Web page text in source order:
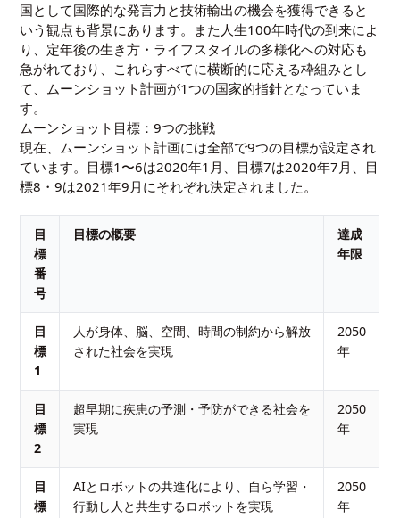
国として国際的な発言力と技術輸出の機会を獲得できると
いう観点も背景にあります。また人生100年時代の到来によ
り、定年後の生き方・ライフスタイルの多様化への対応も
急がれており、これらすべてに横断的に応える枠組みとし
て、ムーンショット計画が1つの国家的指針となっていま
す。
ムーンショット目標：9つの挑戦
現在、ムーンショット計画には全部で9つの目標が設定され
ています。目標1〜6は2020年1月、目標7は2020年7月、目
標8・9は2021年9月にそれぞれ決定されました。
目
標
番
号
目標の概要
達成
年限
目
標
1
人が身体、脳、空間、時間の制約から解放
された社会を実現
2050
年
目
標
2
超早期に疾患の予測・予防ができる社会を
実現
2050
年
目
標
AIとロボットの共進化により、自ら学習・
行動し人と共生するロボットを実現
2050
年